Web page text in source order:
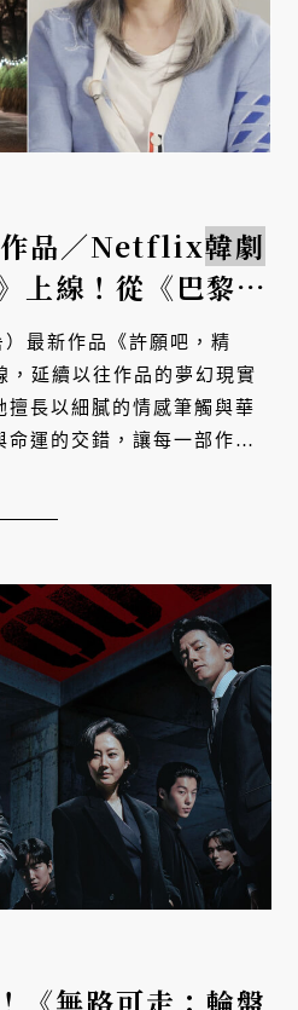
作品／Netflix韓劇
上線！從《巴黎戀
》20年備受矚目
最新作品《許願吧，精
延續以往作品的夢幻現實
擅長以細膩的情感筆觸與華
命運的交錯，讓每一部作品
！《無路可走：輪盤